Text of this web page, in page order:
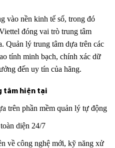
vào nền kinh tế số, trong đó
đóng vai trò trung tâm
Quản lý trung tâm dựa trên các
tính minh bạch, chính xác dữ
đến uy tín của hãng.
tâm hiện tại
trên phần mềm quản lý tự động
diện 24/7
về công nghệ mới, kỹ năng xử